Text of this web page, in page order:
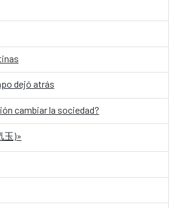
dejó atrás
cambiar la sociedad?
玉)»